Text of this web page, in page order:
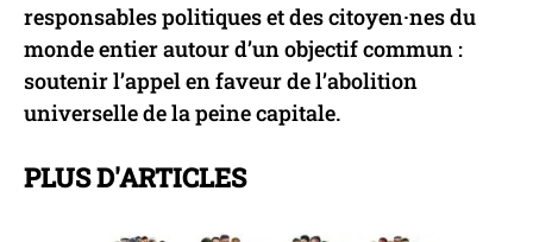
responsables politiques et des citoyen·nes du
monde entier autour d’un objectif commun :
soutenir l’appel en faveur de l’abolition
universelle de la peine capitale.
PLUS D'ARTICLES